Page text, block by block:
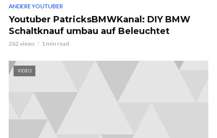
ANDERE YOUTUBER
Youtuber PatricksBMWKanal: DIY BMW
Schaltknauf umbau auf Beleuchtet
262 views 1 min read
VIDEO